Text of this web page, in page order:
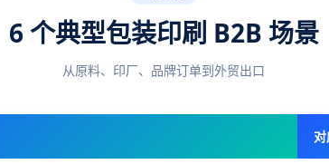
6 个典型包装印刷 B2B 场景
从原料、印厂、品牌订单到外贸出口